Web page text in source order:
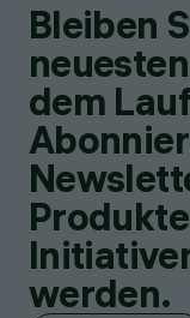
Bleiben
dem
werden.